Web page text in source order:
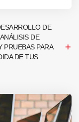
DE
DE
PRUEBAS PARA
DE TUS